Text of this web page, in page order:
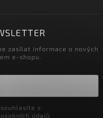
zasílat informace o nových
e-shopu.
údajů